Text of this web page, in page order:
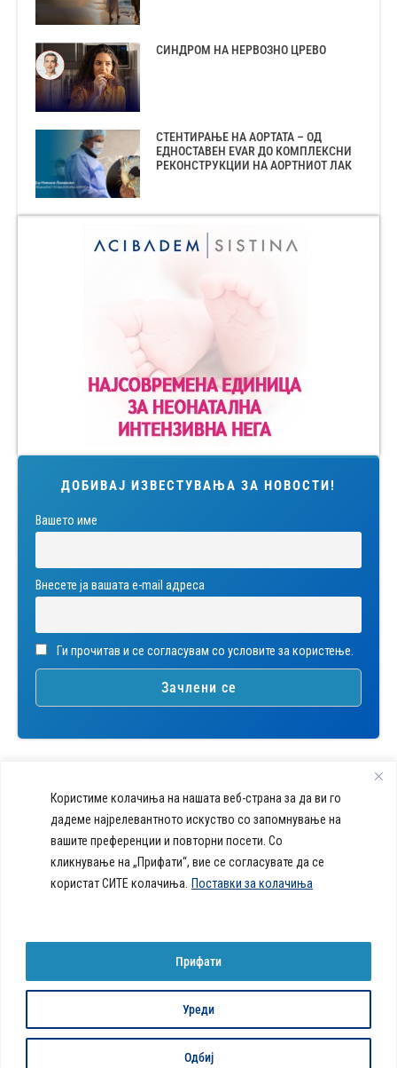
Користиме колачиња на нашата веб-страна за да ви го
дадеме најрелевантното искуство со запомнување на
вашите преференции и повторни посети. Со
кликнување на „Прифати“, вие се согласувате да се
користат СИТЕ колачиња. Поставки за колачиња
Уреди
Одбиј
Прифати
СИНДРОМ НА НЕРВОЗНО ЦРЕВО
СТЕНТИРАЊЕ НА АОРТАТА – ОД
ЕДНОСТАВЕН EVAR ДО КОМПЛЕКСНИ
РЕКОНСТРУКЦИИ НА АОРТНИОТ ЛАК
ДОБИВАЈ ИЗВЕСТУВАЊА ЗА НОВОСТИ!
Вашето име
Внесете ја вашата е-mail адреса
Ги прочитав и се согласувам со условите за користење.
Daily Dose Of Health -
портал кој ќе ви ги одговори
сите прашања за вашето
здравје и ќе ви даде совети
callcenter@acibademsistina.mk
+ 389 2 30 99 500
© 2026 Сите права се задржаниПолитика за колачиња на веб-страница